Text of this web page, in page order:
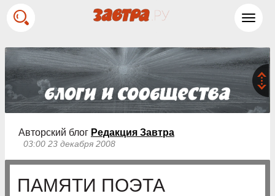
Авторский блог Редакция Завтра
03:00 23 декабря 2008
ПАМЯТИ ПОЭТА